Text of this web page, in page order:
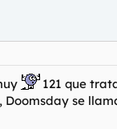
121 que
Doomsday se